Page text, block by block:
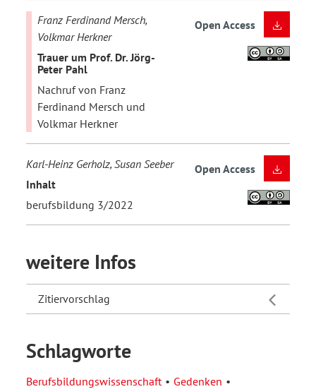
Franz Ferdinand Mersch,
Volkmar Herkner
Trauer um Prof. Dr. Jörg-
Peter Pahl
Nachruf von Franz
Ferdinand Mersch und
Volkmar Herkner
Open Access
Karl-Heinz Gerholz, Susan Seeber
Inhalt
berufsbildung 3/2022
Open Access
weitere Infos
Zitiervorschlag
Schlagworte
Berufsbildungswissenschaft
Gedenken